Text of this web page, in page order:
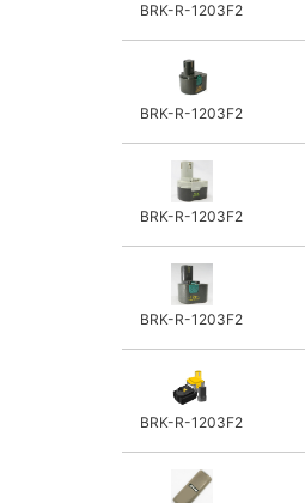
BRK-R-1203F2
BRK-R-1203F2
BRK-R-1203F2
BRK-R-1203F2
BRK-R-1203F2